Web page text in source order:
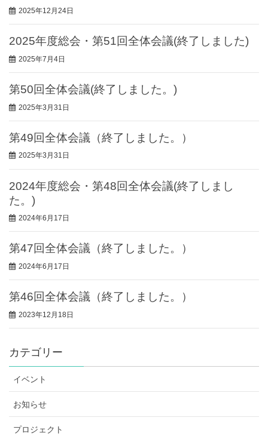
2025年12月24日
2025年度総会・第51回全体会議(終了しました)
2025年7月4日
第50回全体会議(終了しました。)
2025年3月31日
第49回全体会議（終了しました。）
2025年3月31日
2024年度総会・第48回全体会議(終了しまし
た。)
2024年6月17日
第47回全体会議（終了しました。）
2024年6月17日
第46回全体会議（終了しました。）
2023年12月18日
カテゴリー
イベント
お知らせ
プロジェクト